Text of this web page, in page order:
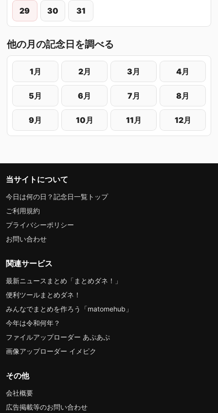
29 30 31
他の月の記念日を調べる
1月 2月 3月 4月
5月 6月 7月 8月
9月 10月 11月 12月
当サイトについて
今日は何の日？記念日一覧トップ
ご利用規約
プライバシーポリシー
お問い合わせ
関連サービス
最新ニュースまとめ「まとめダネ！」
便利ツールまとめダネ！
みんなでまとめを作ろう「matomehub」
今年は令和何年？
ファイルアップローダー あぷあぷ
画像アップローダー イメピク
その他
会社概要
広告掲載等のお問い合わせ